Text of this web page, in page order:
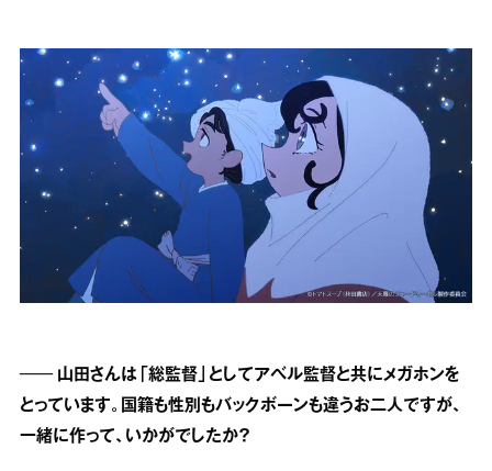
── 山田さんは「総監督」としてアベル監督と共にメガホンを
とっています。国籍も性別もバックボーンも違うお二人ですが、
一緒に作って、いかがでしたか？